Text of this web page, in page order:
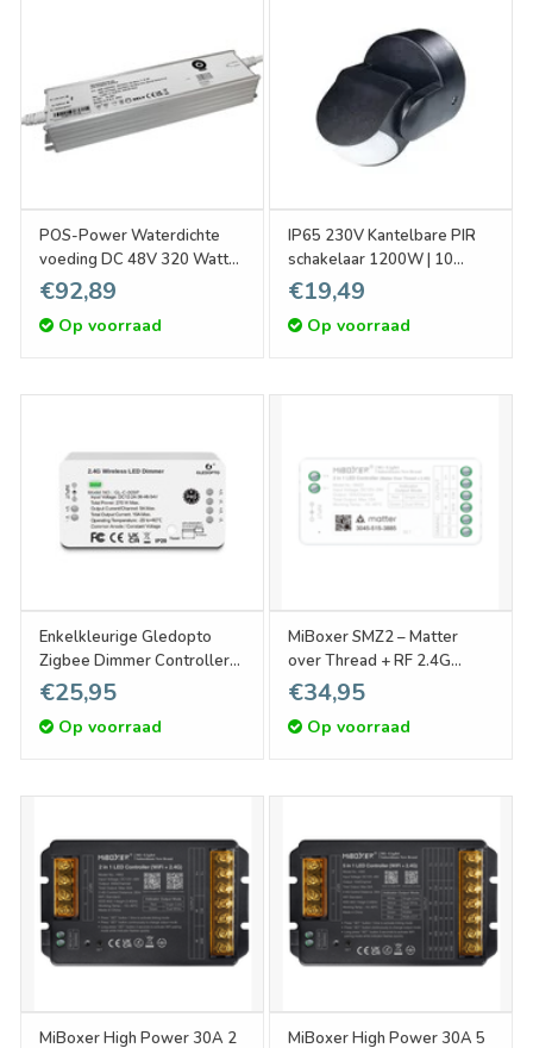
POS-Power Waterdichte
voeding DC 48V 320 Watt
6.67A
€92,89
Op voorraad
IP65 230V Kantelbare PIR
schakelaar 1200W | 10
€19,49
Op voorraad
Enkelkleurige Gledopto
Zigbee Dimmer Controller
GL-C-009P | 12-54 Volt
€25,95
Op voorraad
MiBoxer SMZ2 – Matter
over Thread + RF 2.4G
Enkelkleur/Dual White CCT
Dimmer LED Controller (2-
in-1)
€34,95
Op voorraad
MiBoxer High Power 30A 2 MiBoxer High Power 30A 5